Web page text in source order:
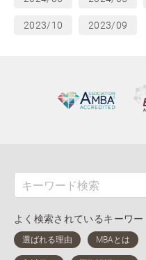
2023/10 2023/09
よく検索されているキーワー